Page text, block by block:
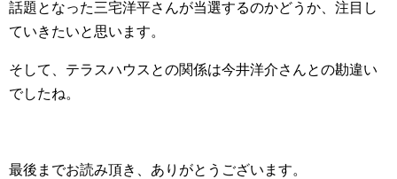
話題となった三宅洋平さんが当選するのかどうか、注目し
ていきたいと思います。
そして、テラスハウスとの関係は今井洋介さんとの勘違い
でしたね。
最後までお読み頂き、ありがとうございます。